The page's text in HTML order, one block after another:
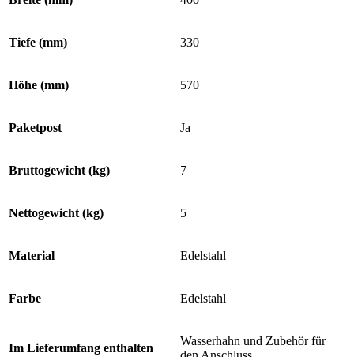
Tiefe (mm) 330
Höhe (mm) 570
Paketpost Ja
Bruttogewicht (kg) 7
Nettogewicht (kg) 5
Material Edelstahl
Farbe Edelstahl
Im Lieferumfang enthalten
Wasserhahn und Zubehör für